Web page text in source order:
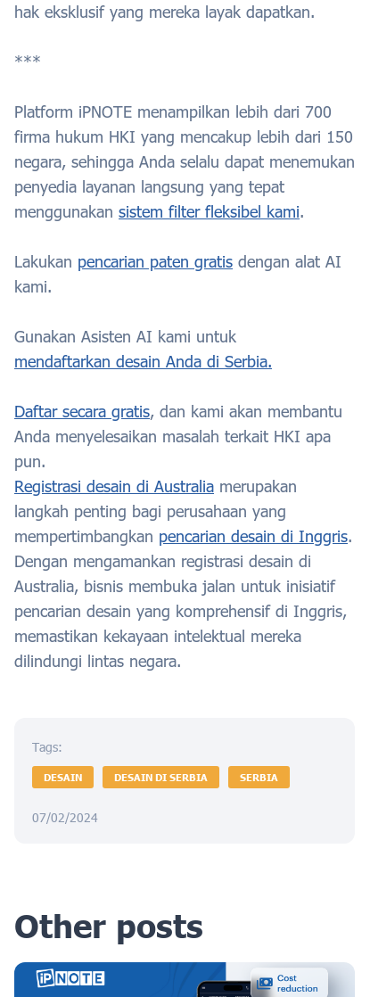
hak eksklusif yang mereka layak dapatkan.
***
Platform iPNOTE menampilkan lebih dari 700
firma hukum HKI yang mencakup lebih dari 150
negara, sehingga Anda selalu dapat menemukan
penyedia layanan langsung yang tepat
menggunakan sistem filter fleksibel kami.
Lakukan pencarian paten gratis dengan alat AI
kami.
Gunakan Asisten AI kami untuk
mendaftarkan desain Anda di Serbia.
Daftar secara gratis, dan kami akan membantu
Anda menyelesaikan masalah terkait HKI apa
pun.
Registrasi desain di Australia merupakan
langkah penting bagi perusahaan yang
mempertimbangkan pencarian desain di Inggris.
Dengan mengamankan registrasi desain di
Australia, bisnis membuka jalan untuk inisiatif
pencarian desain yang komprehensif di Inggris,
memastikan kekayaan intelektual mereka
dilindungi lintas negara.
Tags:
DESAIN DESAIN DI SERBIA SERBIA
07/02/2024
Other posts